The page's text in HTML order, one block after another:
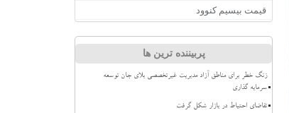
قیمت بیسیم کنوود
پربیننده ترین ها
زنگ خطر برای مناطق آزاد مدیریت غیرتخصصی بلای جان توسعه
سرمایه گذاری
تقاضای احتیاط در بازار شکل گرفت